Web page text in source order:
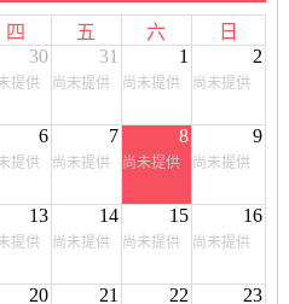
四 五 六
日
30
提供
31
尚未提供
1
尚未提供
2
尚未提供
6
提供
7
尚未提供
8
尚未提供
9
尚未提供
13
提供
14
尚未提供
15
尚未提供
16
尚未提供
20 21 22 23